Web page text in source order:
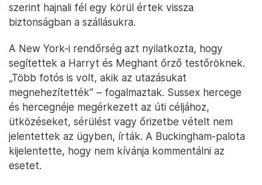
szerint hajnali fél egy körül értek vissza
biztonságban a szállásukra.
A New York-i rendőrség azt nyilatkozta, hogy
segítettek a Harryt és Meghant őrző testőröknek.
„Több fotós is volt, akik az utazásukat
megnehezítették” – fogalmaztak. Sussex hercege
és hercegnéje megérkezett az úti céljához,
ütközéseket, sérülést vagy őrizetbe vételt nem
jelentettek az ügyben, írták. A Buckingham-palota
kijelentette, hogy nem kívánja kommentálni az
esetet.